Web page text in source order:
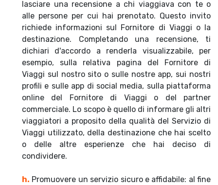
lasciare una recensione a chi viaggiava con te o
alle persone per cui hai prenotato. Questo invito
richiede informazioni sul Fornitore di Viaggi o la
destinazione. Completando una recensione, ti
dichiari d'accordo a renderla visualizzabile, per
esempio, sulla relativa pagina del Fornitore di
Viaggi sul nostro sito o sulle nostre app, sui nostri
profili e sulle app di social media, sulla piattaforma
online del Fornitore di Viaggi o del partner
commerciale. Lo scopo è quello di informare gli altri
viaggiatori a proposito della qualità del Servizio di
Viaggi utilizzato, della destinazione che hai scelto
o delle altre esperienze che hai deciso di
condividere.
h. Promuovere un servizio sicuro e affidabile: al fine